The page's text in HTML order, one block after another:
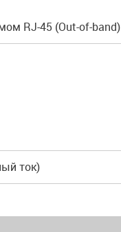
RJ-45 (Out-of-band)
ток)